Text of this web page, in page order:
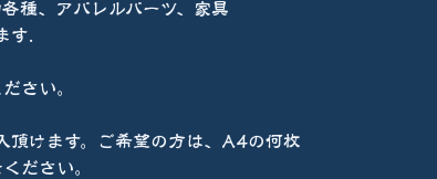
種、アパレルパーツ、家具
す.
さい。
頂けます。ご希望の方は、A4の何枚
ださい。